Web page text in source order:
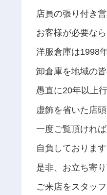
店員の張り付き
お客様が必要な
洋服倉庫は1998
卸倉庫を地域の
愚直に20年以上
虚飾を省いた店
一度ご覧頂けれ
自負しております
是非、お立ち寄り
ご来店をスタッ